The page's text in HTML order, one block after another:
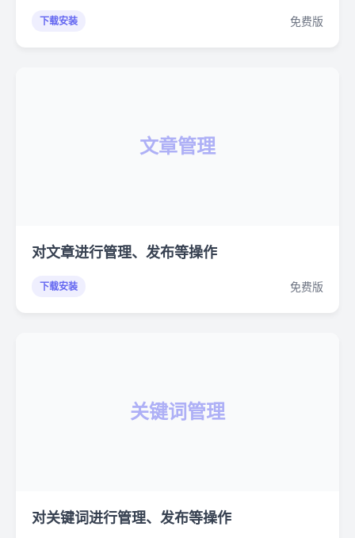
下载安装 免费版
文章管理
对文章进行管理、发布等操作
下载安装 免费版
关键词管理
对关键词进行管理、发布等操作